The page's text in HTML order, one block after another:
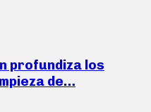
profundiza los
de…